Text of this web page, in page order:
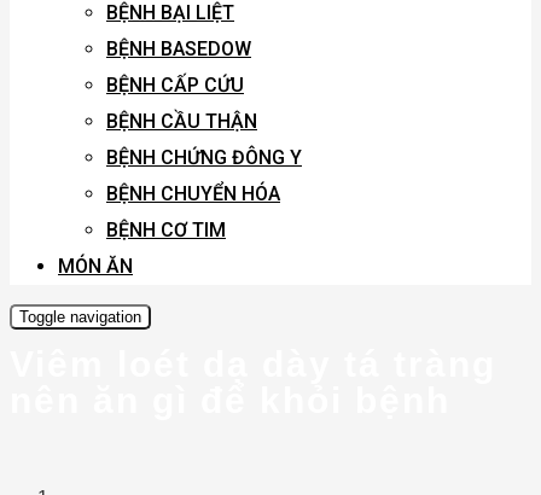
BỆNH BẠI LIỆT
BỆNH BASEDOW
BỆNH CẤP CỨU
BỆNH CẦU THẬN
BỆNH CHỨNG ĐÔNG Y
BỆNH CHUYỂN HÓA
BỆNH CƠ TIM
MÓN ĂN
Toggle navigation